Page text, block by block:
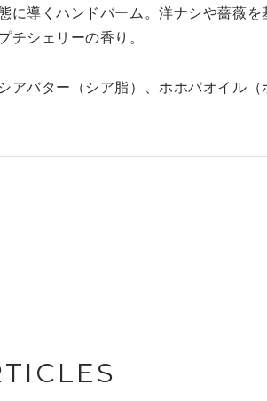
に導くハンドバーム。洋ナシや薔薇
チシェリーの香り。
シアバター（シア脂）、ホホバオイル